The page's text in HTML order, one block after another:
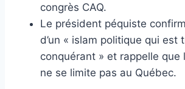
congrès CAQ.
Le président péquiste
d’un « islam politique qui est
conquérant » et rappelle que
ne se limite pas au Québec.